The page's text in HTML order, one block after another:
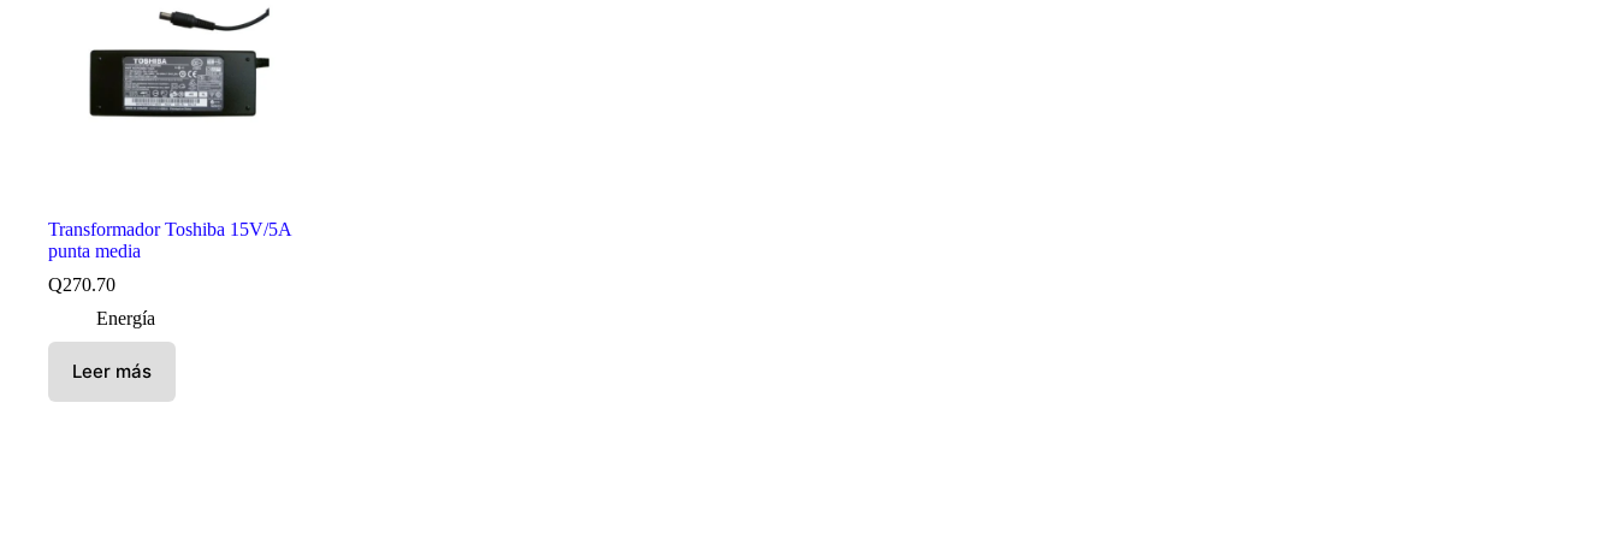
Transformador Toshiba 15V/5A
punta media
Q270.70
Energía
Leer más